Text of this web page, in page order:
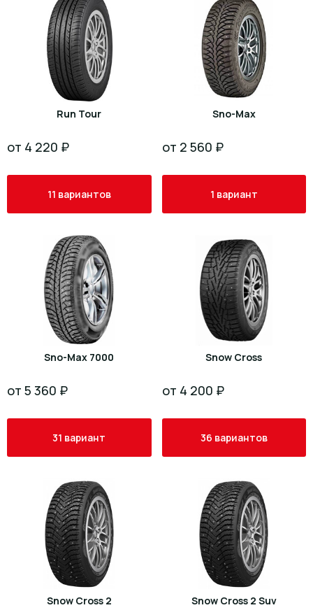
Run Tour
от 4 220 ₽
11 вариантов
Sno-Max
от 2 560 ₽
1 вариант
Sno-Max 7000
от 5 360 ₽
31 вариант
Snow Cross
от 4 200 ₽
36 вариантов
Snow Cross 2 Snow Cross 2 Suv